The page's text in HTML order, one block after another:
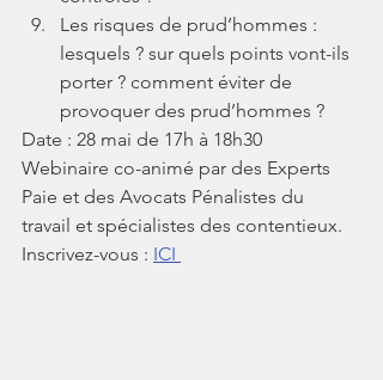
Les risques de prud’hommes :
lesquels ? sur quels points vont-ils
porter ? comment éviter de
provoquer des prud’hommes ?
Date : 28 mai de 17h à 18h30
Webinaire co-animé par des Experts
Paie et des Avocats Pénalistes du
travail et spécialistes des contentieux.
Inscrivez-vous : ICI